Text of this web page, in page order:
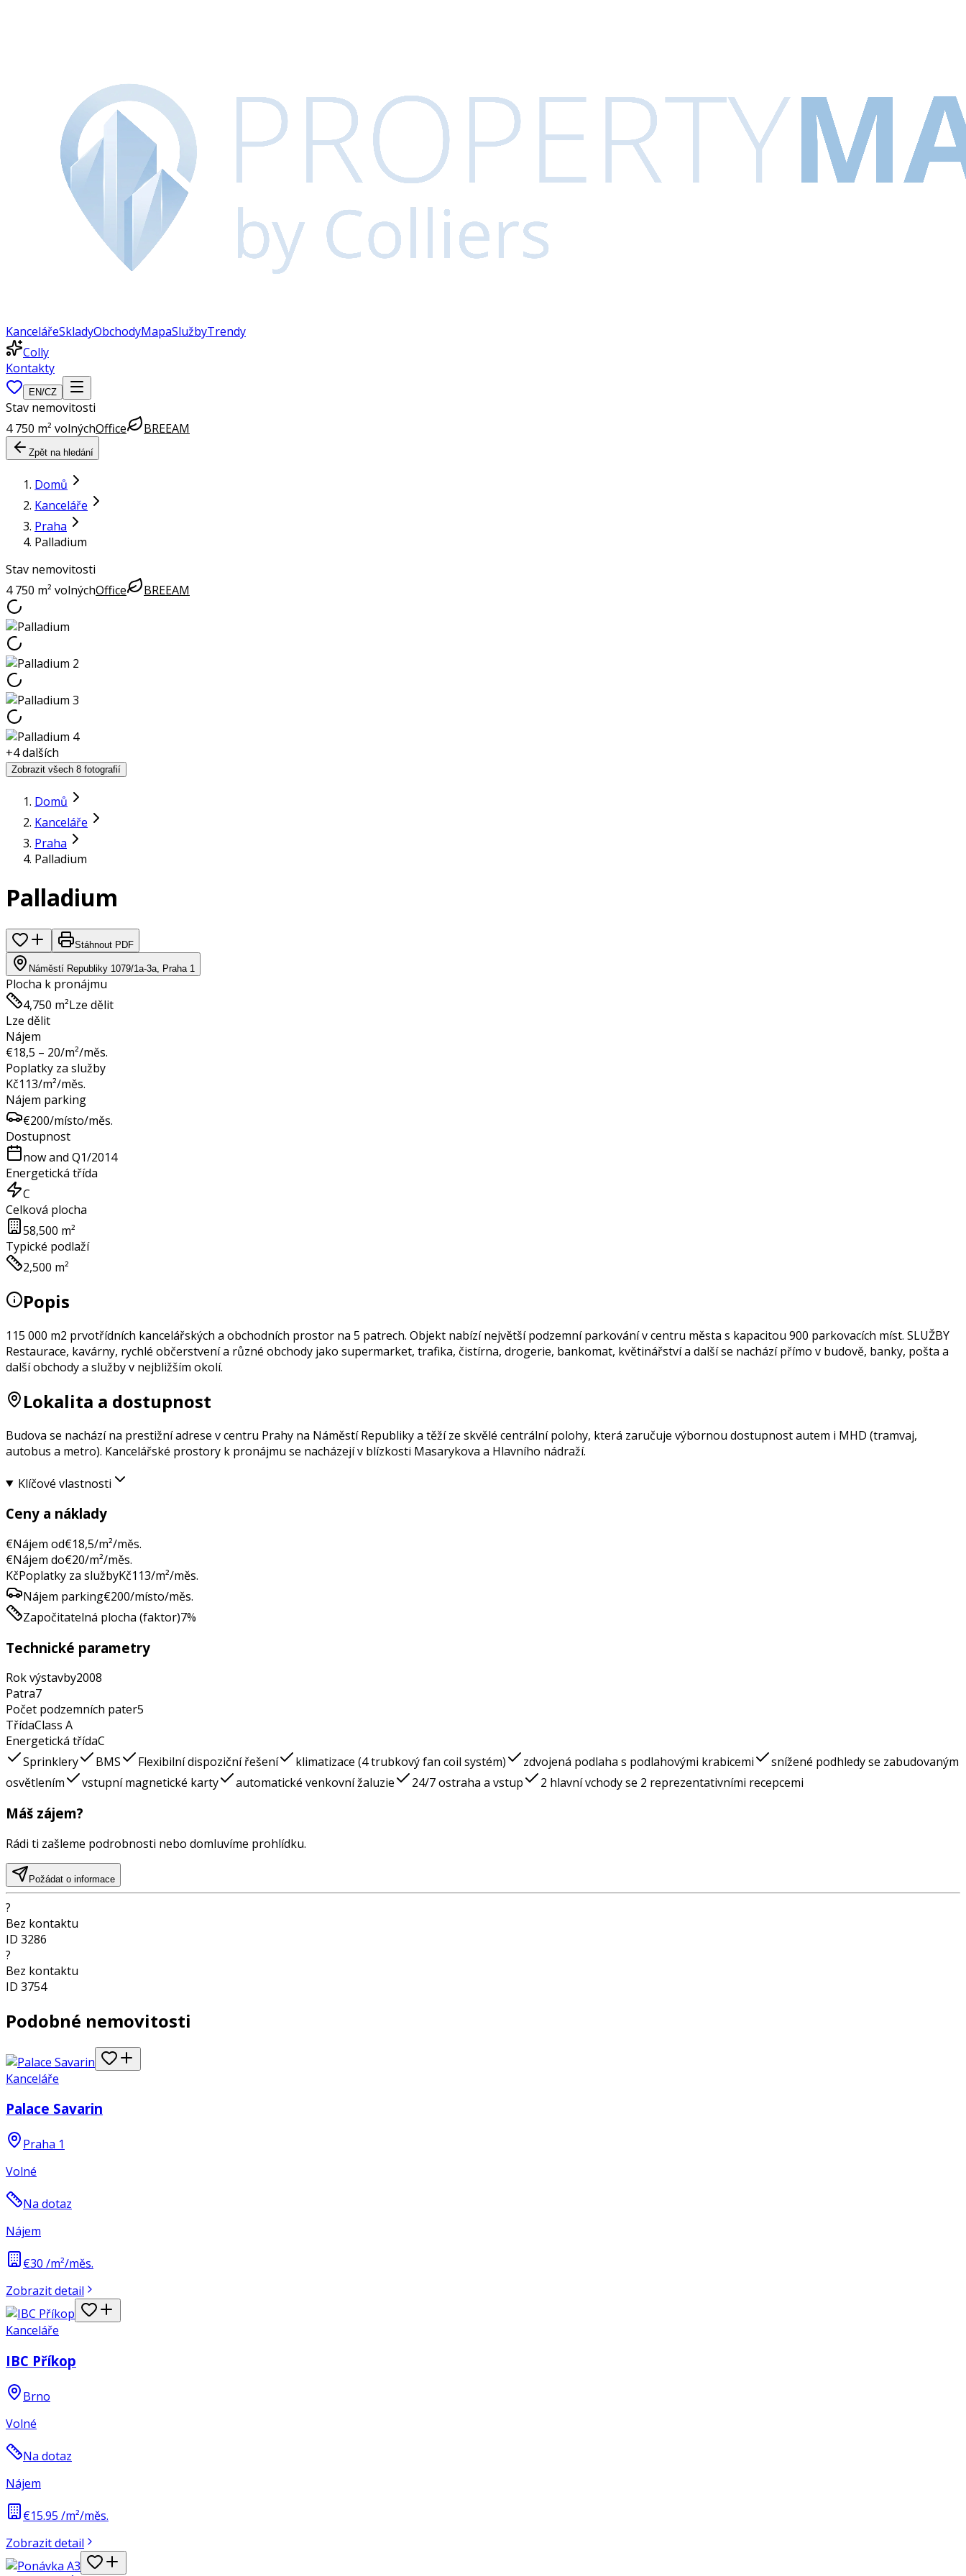
KancelářeSkladyObchodyMapaSlužbyTrendy
Colly
Kontakty
EN/CZ
Stav nemovitosti
4 750 m² volnýchOffice BREEAM
Zpět na hledání
Domů
Kanceláře
Praha
Palladium
Stav nemovitosti
4 750 m² volnýchOffice BREEAM
+4dalších
Zobrazit všech 8 fotografií
Domů
Kanceláře
Praha
Palladium
Palladium
Stáhnout PDF
Náměstí Republiky 1079/1a-3a, Praha 1
Plocha k pronájmu
4,750 m²Lze dělit
Lze dělit
Nájem
€18,5 – 20/m²/měs.
Poplatky za služby
Kč113/m²/měs.
Nájem parking
€200/místo/měs.
Dostupnost
now and Q1/2014
Energetická třída
C
Celková plocha
58,500 m²
Typické podlaží
2,500 m²
Popis
115 000 m2 prvotřídních kancelářských a obchodních prostor na 5 patrech. Objekt nabízí největší podzemní parkování v centru města s kapacitou 900 parkovacích míst. SLUŽBY
Restaurace, kavárny, rychlé občerstvení a různé obchody jako supermarket, trafika, čistírna, drogerie, bankomat, květinářství a další se nachází přímo v budově, banky, pošta a
další obchody a služby v nejbližším okolí.
Lokalita a dostupnost
Budova se nachází na prestižní adrese v centru Prahy na Náměstí Republiky a těží ze skvělé centrální polohy, která zaručuje výbornou dostupnost autem i MHD (tramvaj,
autobus a metro). Kancelářské prostory k pronájmu se nacházejí v blízkosti Masarykova a Hlavního nádraží.
Klíčové vlastnosti
Ceny a náklady
€Nájem od€18,5/m²/měs.
€Nájem do€20/m²/měs.
KčPoplatky za službyKč113/m²/měs.
Nájem parking€200/místo/měs.
Započitatelná plocha (faktor)7%
Technické parametry
Rok výstavby2008
Patra7
Počet podzemních pater5
TřídaClass A
Energetická třídaC
Sprinklery
BMS Flexibilní dispoziční řešení klimatizace (4 trubkový fan coil systém) zdvojená podlaha s podlahovými krabicemi
snížené podhledy se zabudovaným
osvětlením
vstupní magnetické karty automatické venkovní žaluzie 24/7 ostraha a vstup 2 hlavní vchody se 2 reprezentativními recepcemi
Máš zájem?
Rádi ti zašleme podrobnosti nebo domluvíme prohlídku.
Požádat o informace
?
Bez kontaktu
ID 3286
?
Bez kontaktu
ID 3754
Podobné nemovitosti
Kanceláře
Palace Savarin
Praha 1
Volné
Na dotaz
Nájem
€30 /m²/měs.
Zobrazit detail
Kanceláře
IBC Příkop
Brno
Volné
Na dotaz
Nájem
€15.95 /m²/měs.
Zobrazit detail